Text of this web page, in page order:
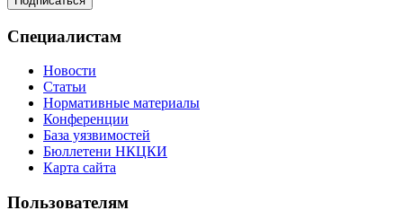
Специалистам
Новости
Статьи
Нормативные материалы
Конференции
База уязвимостей
Бюллетени НКЦКИ
Карта сайта
Пользователям